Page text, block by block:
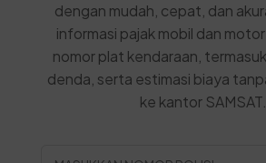
dengan mudah, cepat, dan
informasi pajak mobil dan
nomor plat kendaraan,
denda, serta estimasi biaya
ke kantor SAMSAT.